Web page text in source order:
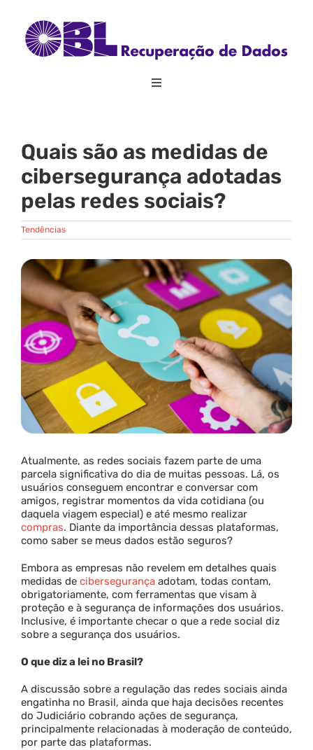
content
Toggle
Sobre
Recuperação de Dados
Outros Serviços
Parceria
Blog
Contato
Quais são as medidas de
cibersegurança adotadas
pelas redes sociais?
Tendências
View
Larger
Image
Atualmente, as redes sociais fazem parte de uma
parcela significativa do dia de muitas pessoas. Lá, os
usuários conseguem encontrar e conversar com
amigos, registrar momentos da vida cotidiana (ou
daquela viagem especial) e até mesmo realizar
compras. Diante da importância dessas plataformas,
como saber se meus dados estão seguros?
Embora as empresas não revelem em detalhes quais
medidas de cibersegurança adotam, todas contam,
obrigatoriamente, com ferramentas que visam à
proteção e à segurança de informações dos usuários.
Inclusive, é importante checar o que a rede social diz
sobre a segurança dos usuários.
O que diz a lei no Brasil?
A discussão sobre a regulação das redes sociais ainda
engatinha no Brasil, ainda que haja decisões recentes
do Judiciário cobrando ações de segurança,
principalmente relacionadas à moderação de conteúdo,
por parte das plataformas.